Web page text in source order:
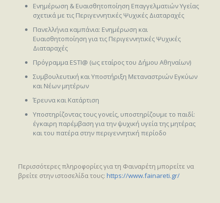
Ενημέρωση & Ευαισθητοποίηση Επαγγελματιών Υγείας
σχετικά με τις Περιγεννητικές Ψυχικές Διαταραχές
Πανελλήνια καμπάνια: Ενημέρωση και
Ευαισθητοποίηση για τις Περιγεννητικές Ψυχικές
Διαταραχές
Πρόγραμμα ESTI@ (ως εταίρος του Δήμου Αθηναίων)
Συμβουλευτική και Υποστήριξη Μεταναστριών Εγκύων
και Νέων μητέρων
Έρευνα και Κατάρτιση
Υποστηρίζοντας τους γονείς, υποστηρίζουμε το παιδί:
έγκαιρη παρέμβαση για την ψυχική υγεία της μητέρας
και του πατέρα στην περιγεννητική περίοδο
Περισσότερες πληροφορίες για τη Φαιναρέτη μπορείτε να
βρείτε στην ιστοσελίδα τους: https://www.fainareti.gr/